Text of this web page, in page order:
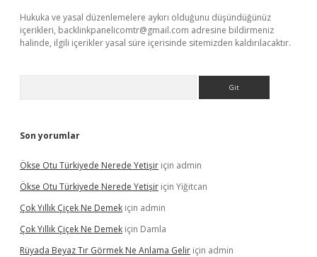
Hukuka ve yasal düzenlemelere aykırı olduğunu düşündüğünüz
içerikleri, backlinkpanelicomtr@gmail.com adresine bildirmeniz
halinde, ilgili içerikler yasal süre içerisinde sitemizden kaldırılacaktır.
Son yorumlar
Ökse Otu Türkiyede Nerede Yetişir için admin
Ökse Otu Türkiyede Nerede Yetişir için Yiğitcan
Çok Yıllık Çiçek Ne Demek için admin
Çok Yıllık Çiçek Ne Demek için Damla
Rüyada Beyaz Tır Görmek Ne Anlama Gelir için admin